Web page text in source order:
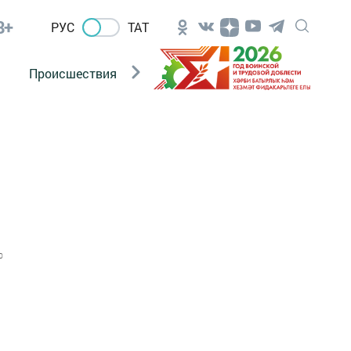
РУС ТАТ
Происшествия Новости Госавтоинспекции